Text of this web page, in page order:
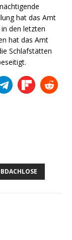
hat das Amt
den letzten
hat das Amt
Schlafstätten